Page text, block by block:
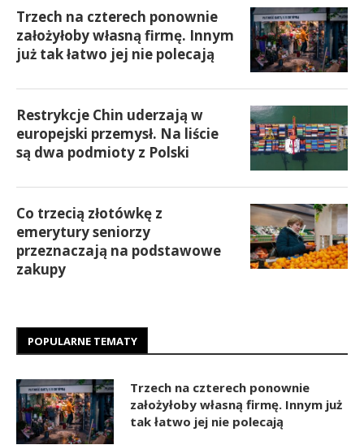
Trzech na czterech ponownie
założyłoby własną firmę. Innym
już tak łatwo jej nie polecają
Restrykcje Chin uderzają w
europejski przemysł. Na liście
są dwa podmioty z Polski
Co trzecią złotówkę z
emerytury seniorzy
przeznaczają na podstawowe
zakupy
POPULARNE TEMATY
Trzech na czterech ponownie
założyłoby własną firmę. Innym już
tak łatwo jej nie polecają